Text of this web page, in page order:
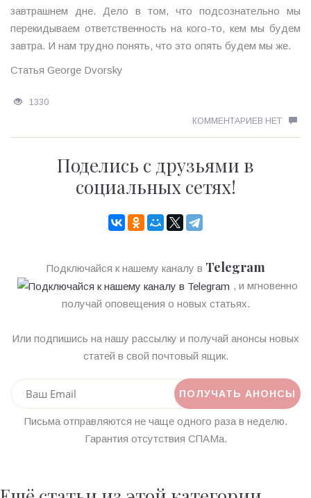
завтрашнем дне. Дело в том, что подсознательно мы
перекидываем ответственность на кого-то, кем мы будем
завтра. И нам трудно понять, что это опять будем мы же.
Статья George Dvorsky
1330
КОММЕНТАРИЕВ НЕТ
Поделись с друзьями в
социальных сетях!
Подключайся к нашему каналу в Telegram
, и мгновенно
получай оповещения о новых статьях.
Или подпишись на нашу рассылку и получай анонсы новых
статей в свой почтовый ящик.
Письма отправляются не чаще одного раза в неделю.
Гарантия отсутствия СПАМа.